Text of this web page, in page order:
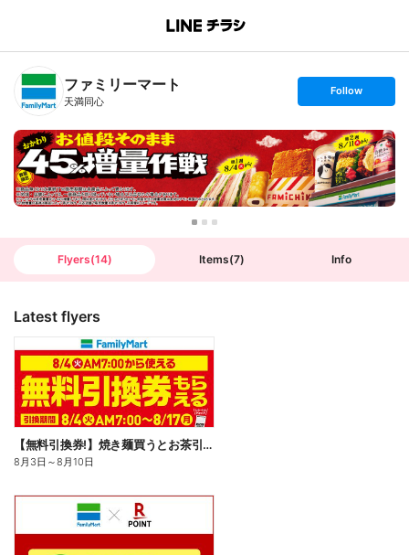
B
n
T
ファミリーマート
天満同心
s
t
o
l
l
o
w
Follow
Flyers(14) Items(7) Info
Latest flyers
【無料引換券!】焼き麺買うとお茶引換券貰える!
8月3日 ～8月10日